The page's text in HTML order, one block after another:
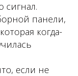
сигнал.
панели,
когда-
если не